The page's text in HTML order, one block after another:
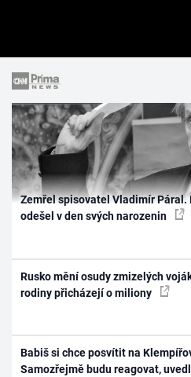
Zemřel spisovatel Vladimír Páral.
odešel v den svých narozenin
Rusko mění osudy zmizelých
rodiny přicházejí o miliony
Babiš si chce posvítit na
Samozřejmě budu reagovat, uvedl